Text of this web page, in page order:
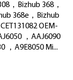
，Bizhub 368，
368e，Bizhub
OEM-
，AAJ6090
，A9E8050 Mi...